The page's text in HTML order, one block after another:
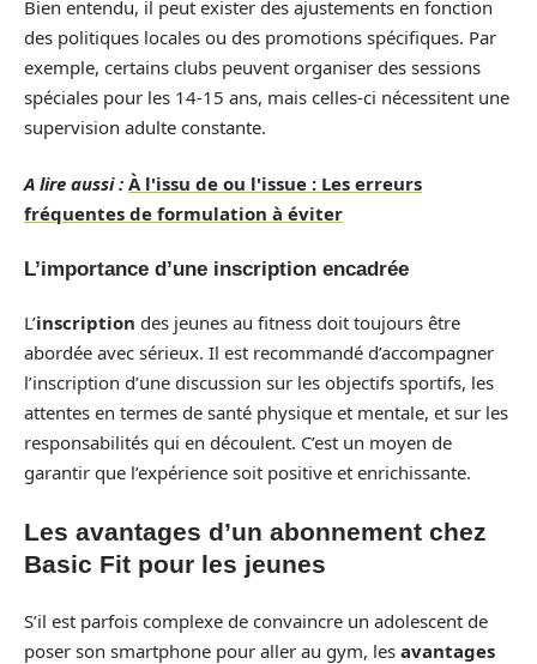
Bien entendu, il peut exister des ajustements en fonction
des politiques locales ou des promotions spécifiques. Par
exemple, certains clubs peuvent organiser des sessions
spéciales pour les 14-15 ans, mais celles-ci nécessitent une
supervision adulte constante.
A lire aussi : À l'issu de ou l'issue : Les erreurs
fréquentes de formulation à éviter
L’importance d’une inscription encadrée
L’inscription des jeunes au fitness doit toujours être
abordée avec sérieux. Il est recommandé d’accompagner
l’inscription d’une discussion sur les objectifs sportifs, les
attentes en termes de santé physique et mentale, et sur les
responsabilités qui en découlent. C’est un moyen de
garantir que l’expérience soit positive et enrichissante.
Les avantages d’un abonnement chez
Basic Fit pour les jeunes
S’il est parfois complexe de convaincre un adolescent de
poser son smartphone pour aller au gym, les avantages